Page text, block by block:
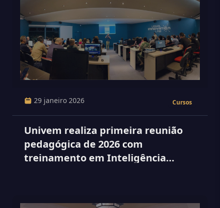
29 janeiro 2026 Cursos
Univem realiza primeira reunião
pedagógica de 2026 com
treinamento em Inteligência